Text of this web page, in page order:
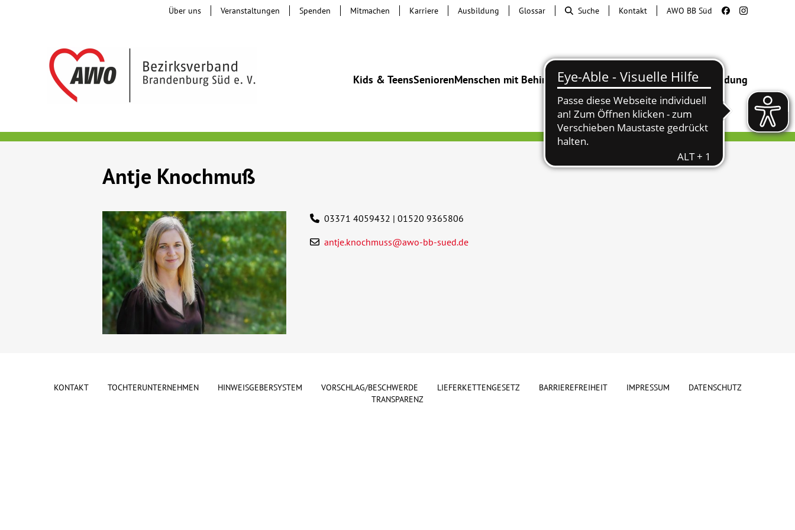
Kids & TeensSeniorenMenschen mit BehinderungBeratung & HilfeBegegnung Bildung
Über uns Veranstaltungen Spenden Mitmachen Karriere Ausbildung Glossar Suche Kontakt AWO BB Süd
Antje Knochmuß
03371 4059432 | 01520 9365806
antje.knochmuss@awo-bb-sued.de
KONTAKT TOCHTERUNTERNEHMEN HINWEISGEBERSYSTEM VORSCHLAG/BESCHWERDE LIEFERKETTENGESETZ BARRIEREFREIHEIT IMPRESSUM
DATENSCHUTZ
TRANSPARENZ